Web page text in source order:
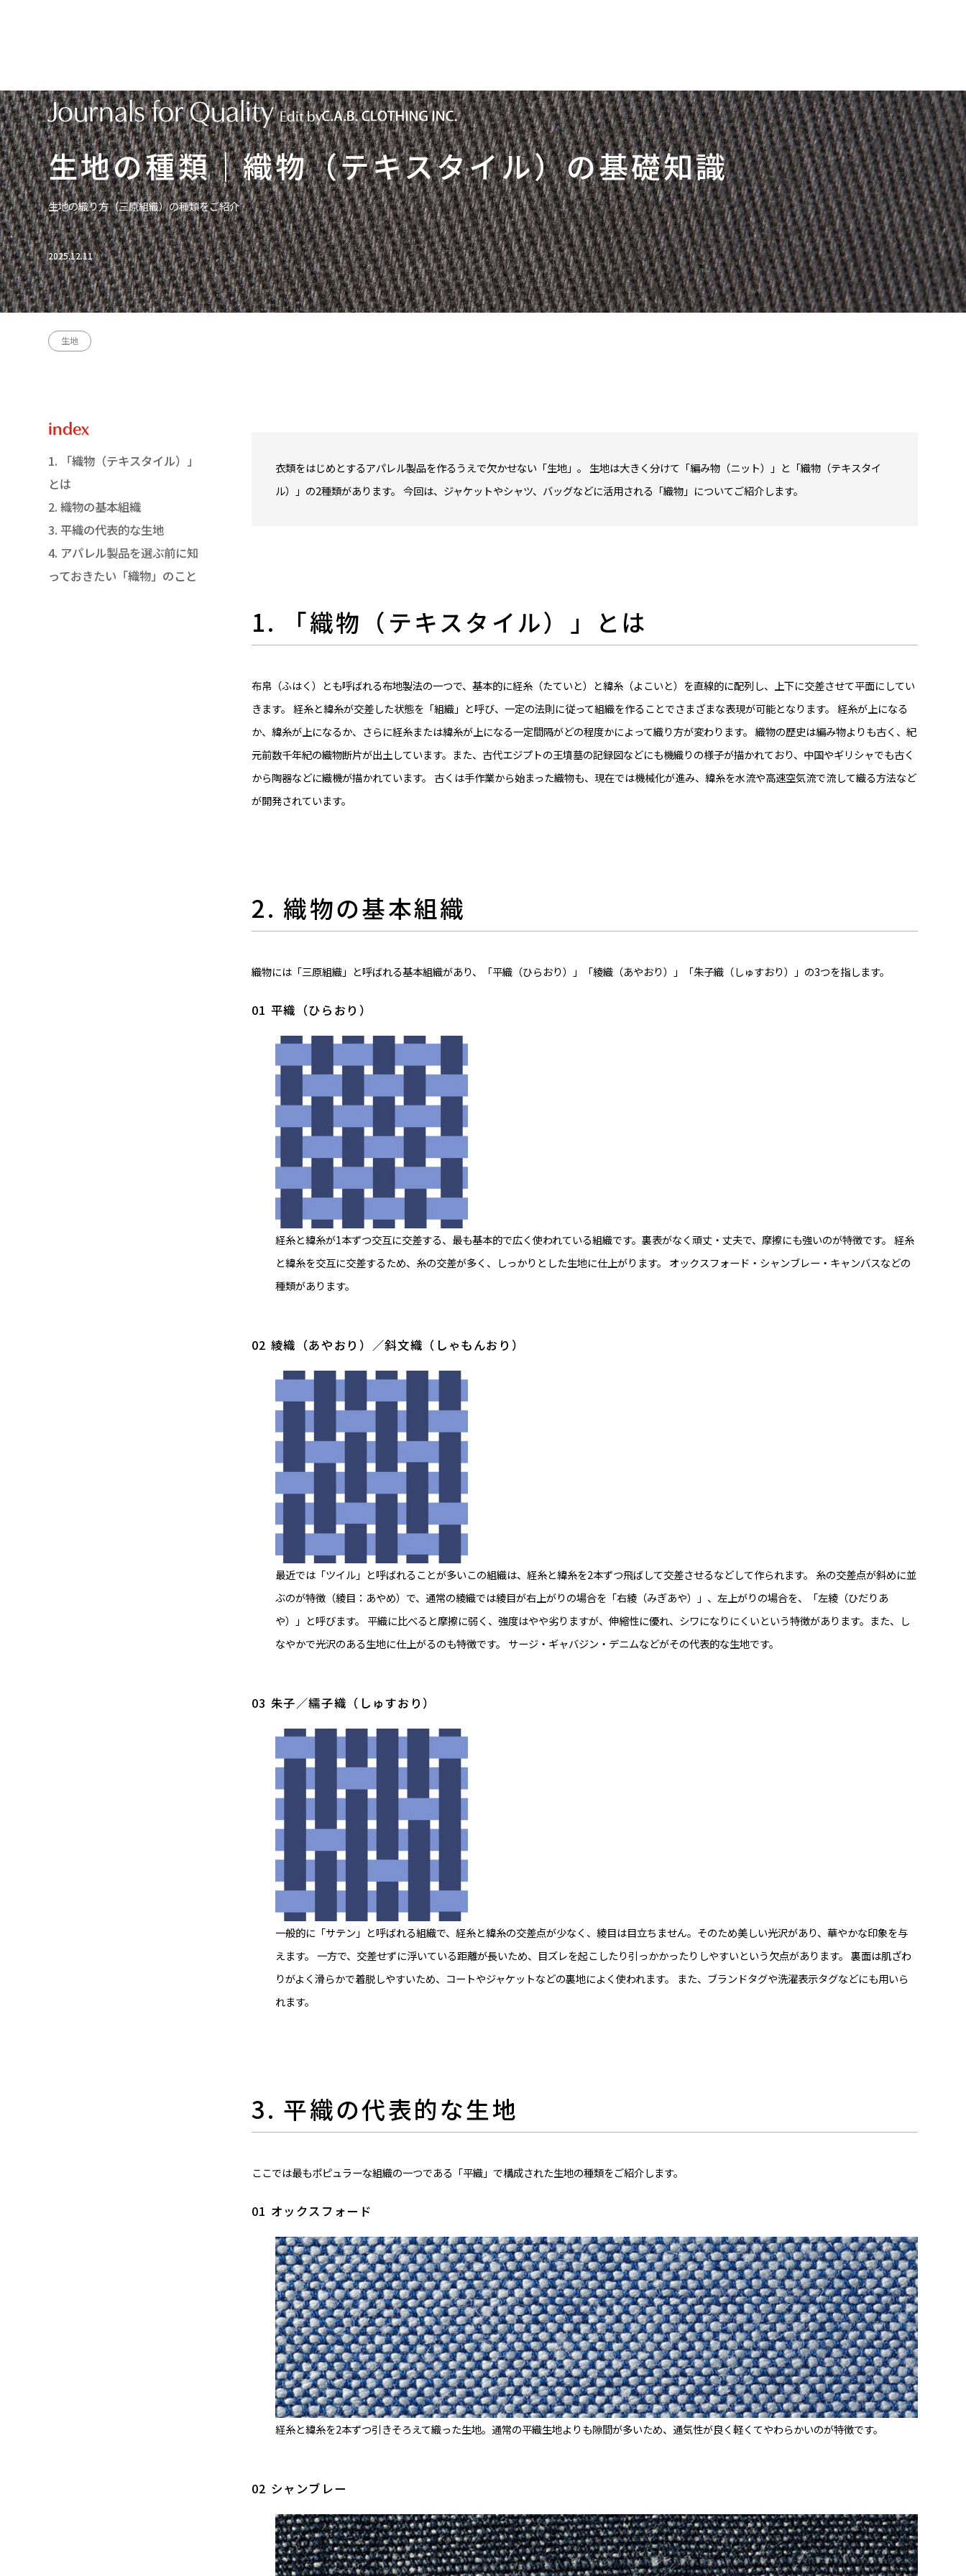
会社情報
会社情報一覧
事業内容 代表メッセージ・経営目的 会社概要
沿革 拠点・関係会社一覧 CSR活動
健康経営® 一般事業主行動計画
採用
採用TOPページ
3分で分かるキャブ 採用メッセージ 社員インタビュー
部門横断トークセッション 職種紹介 成長環境・福利厚生
採用情報
Journals for QualityEdit by
生地の種類｜織物（テキスタイル）の基礎知識
生地の織り方（三原組織）の種類をご紹介
2025.12.11
生地
index
1. 「織物（テキスタイル）」
とは
2. 織物の基本組織
3. 平織の代表的な生地
4. アパレル製品を選ぶ前に知
っておきたい「織物」のこと
衣類をはじめとするアパレル製品を作るうえで欠かせない「生地」。 生地は大きく分けて「編み物（ニット）」と「織物（テキスタイ
ル）」の2種類があります。 今回は、ジャケットやシャツ、バッグなどに活用される「織物」についてご紹介します。
1. 「織物（テキスタイル）」とは
布帛（ふはく）とも呼ばれる布地製法の一つで、基本的に経糸（たていと）と緯糸（よこいと）を直線的に配列し、上下に交差させて平面にしてい
きます。 経糸と緯糸が交差した状態を「組織」と呼び、一定の法則に従って組織を作ることでさまざまな表現が可能となります。 経糸が上になる
か、緯糸が上になるか、さらに経糸または緯糸が上になる一定間隔がどの程度かによって織り方が変わります。 織物の歴史は編み物よりも古く、紀
元前数千年紀の織物断片が出土しています。また、古代エジプトの王墳墓の記録図などにも機織りの様子が描かれており、中国やギリシャでも古く
から陶器などに織機が描かれています。 古くは手作業から始まった織物も、現在では機械化が進み、緯糸を水流や高速空気流で流して織る方法など
が開発されています。
2. 織物の基本組織
織物には「三原組織」と呼ばれる基本組織があり、「平織（ひらおり）」「綾織（あやおり）」「朱子織（しゅすおり）」の3つを指します。
01 平織（ひらおり）
経糸と緯糸が1本ずつ交互に交差する、最も基本的で広く使われている組織です。裏表がなく頑丈・丈夫で、摩擦にも強いのが特徴です。 経糸
と緯糸を交互に交差するため、糸の交差が多く、しっかりとした生地に仕上がります。 オックスフォード・シャンブレー・キャンバスなどの
種類があります。
02 綾織（あやおり）／斜文織（しゃもんおり）
最近では「ツイル」と呼ばれることが多いこの組織は、経糸と緯糸を2本ずつ飛ばして交差させるなどして作られます。 糸の交差点が斜めに並
ぶのが特徴（綾目：あやめ）で、通常の綾織では綾目が右上がりの場合を「右綾（みぎあや）」、左上がりの場合を、「左綾（ひだりあ
や）」と呼びます。 平織に比べると摩擦に弱く、強度はやや劣りますが、伸縮性に優れ、シワになりにくいという特徴があります。また、し
なやかで光沢のある生地に仕上がるのも特徴です。 サージ・ギャバジン・デニムなどがその代表的な生地です。
03 朱子／繻子織（しゅすおり）
一般的に「サテン」と呼ばれる組織で、経糸と緯糸の交差点が少なく、綾目は目立ちません。そのため美しい光沢があり、華やかな印象を与
えます。 一方で、交差せずに浮いている距離が長いため、目ズレを起こしたり引っかかったりしやすいという欠点があります。 裏面は肌ざわ
りがよく滑らかで着脱しやすいため、コートやジャケットなどの裏地によく使われます。 また、ブランドタグや洗濯表示タグなどにも用いら
れます。
3. 平織の代表的な生地
ここでは最もポピュラーな組織の一つである「平織」で構成された生地の種類をご紹介します。
01 オックスフォード
経糸と緯糸を2本ずつ引きそろえて織った生地。通常の平織生地よりも隙間が多いため、通気性が良く軽くてやわらかいのが特徴です。
02 シャンブレー